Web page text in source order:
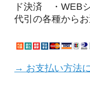
ド決済 ・WEB
代引の各種からお
→ お支払い方法